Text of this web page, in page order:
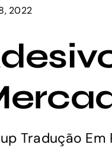
2022
Tradução